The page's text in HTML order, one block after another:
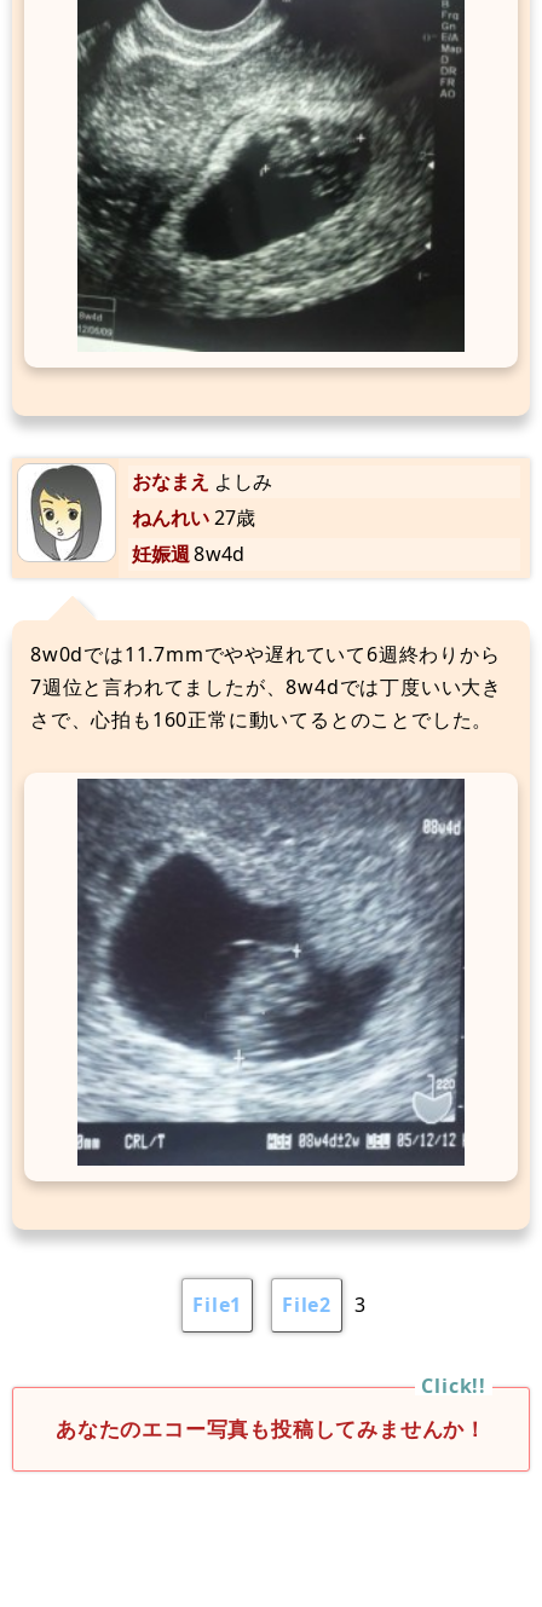
おなまえ よしみ
ねんれい27歳
妊娠週8w4d
8w0dでは11.7mmでやや遅れていて6週終わりから
7週位と言われてましたが、8w4dでは丁度いい大き
さで、心拍も160正常に動いてるとのことでした。
File1 File2 3
あなたのエコー写真も投稿してみませんか！